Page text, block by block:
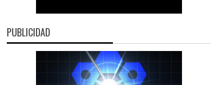
PUBLICIDAD